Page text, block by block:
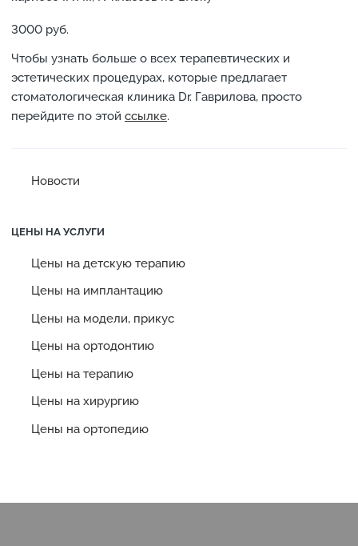
3000 руб.
Чтобы узнать больше о всех терапевтических и
эстетических процедурах, которые предлагает
стоматологическая клиника Dr. Гаврилова, просто
перейдите по этой ссылке.
Новости
ЦЕНЫ НА УСЛУГИ
Цены на детскую терапию
Цены на имплантацию
Цены на модели, прикус
Цены на ортодонтию
Цены на терапию
Цены на хирургию
Цены на ортопедию